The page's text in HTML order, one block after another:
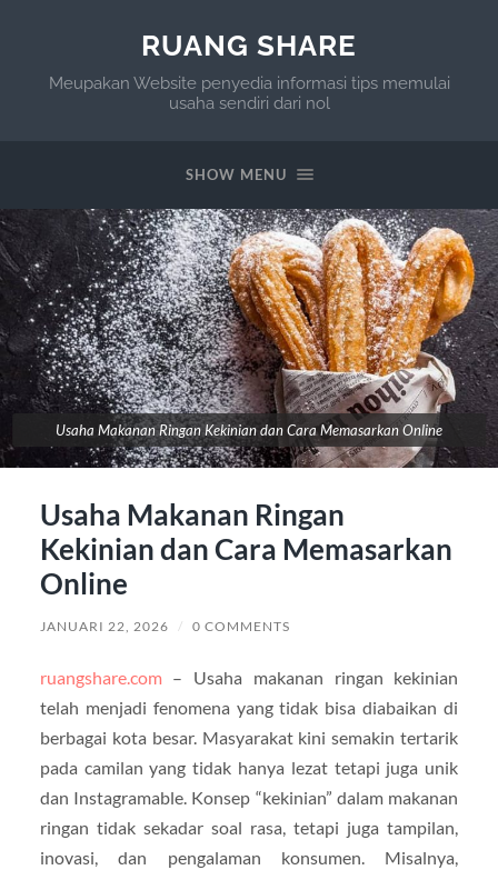
RUANG SHARE
Meupakan Website penyedia informasi tips memulai
usaha sendiri dari nol
SHOW MENU
Usaha Makanan Ringan Kekinian dan Cara Memasarkan Online
Usaha Makanan Ringan
Kekinian dan Cara Memasarkan
Online
JANUARI 22, 2026 / 0 COMMENTS
ruangshare.com – Usaha makanan ringan kekinian
telah menjadi fenomena yang tidak bisa diabaikan di
berbagai kota besar. Masyarakat kini semakin tertarik
pada camilan yang tidak hanya lezat tetapi juga unik
dan Instagramable. Konsep “kekinian” dalam makanan
ringan tidak sekadar soal rasa, tetapi juga tampilan,
inovasi, dan pengalaman konsumen. Misalnya,